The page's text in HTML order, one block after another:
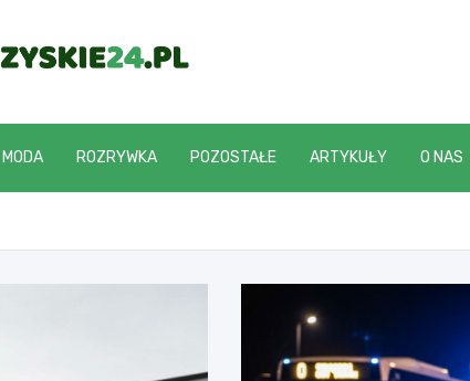
MODA ROZRYWKA POZOSTAŁE ARTYKUŁY O NAS